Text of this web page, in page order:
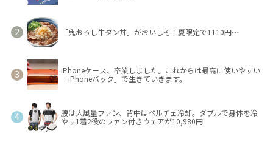
「鬼おろし牛タン丼」がおいしそ！夏限定で1110円～
iPhoneケース、卒業しました。これからは最高に使いやすい
「iPhoneバック」で生きていきます。
腰は大風量ファン、背中はペルチェ冷却。ダブルで身体を冷
やす1着2役のファン付きウェアが10,980円